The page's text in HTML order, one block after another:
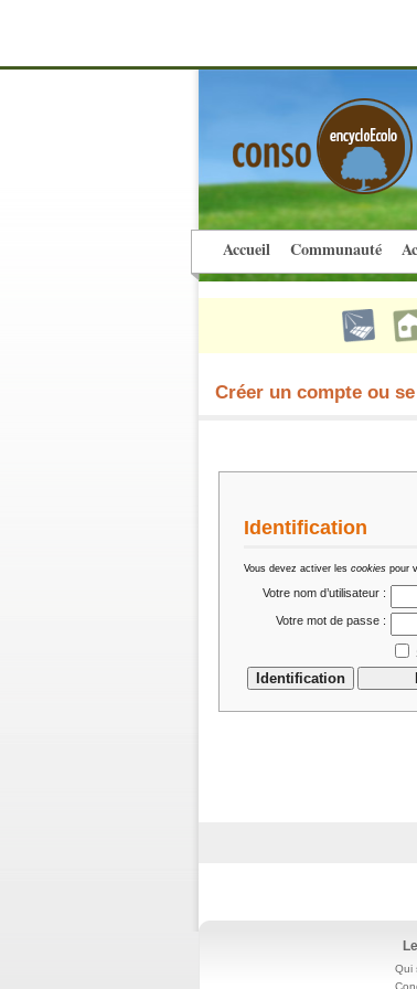
Accueil Communauté
Créer un compte ou
Identification
Vous devez activer les cookiespour
Votre nom d’utilisateur :
Votre mot de passe :
Qui